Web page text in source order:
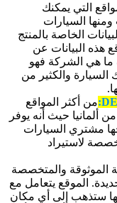
التي يمكنك
ومنها السيارات
الخاصة بالمنتج
هذه البيانات عن
ما هي الشركة فهو
السيارة والكثير من
من أكثر المواقع
ألمانيا حيث أنه يوفر
مشتري السيارات
لاستيراد
الموثوقة والمتخصصة
الموقع يتعامل مع
ستذهب إلى أي مكان